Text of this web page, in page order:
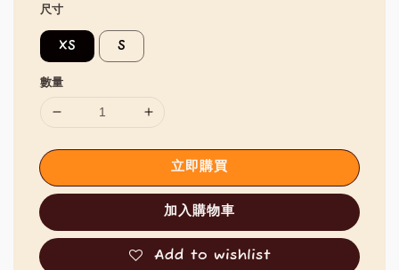
尺寸
XS S
數量
立即購買
加入購物車
Add to wishlist